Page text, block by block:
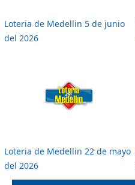
Loteria de Medellin 5 de junio
del 2026
Loteria de Medellin 22 de mayo
del 2026